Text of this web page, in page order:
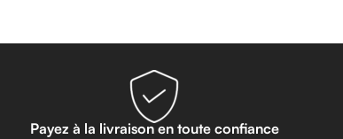
Payez à la livraison en toute confiance